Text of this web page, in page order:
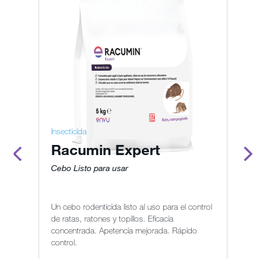
Insecticida
Racumin Expert
Cebo Listo para usar
Un cebo rodenticida listo al uso para el control
de ratas, ratones y topillos. Eficacia
concentrada. Apetencia mejorada. Rápido
control.